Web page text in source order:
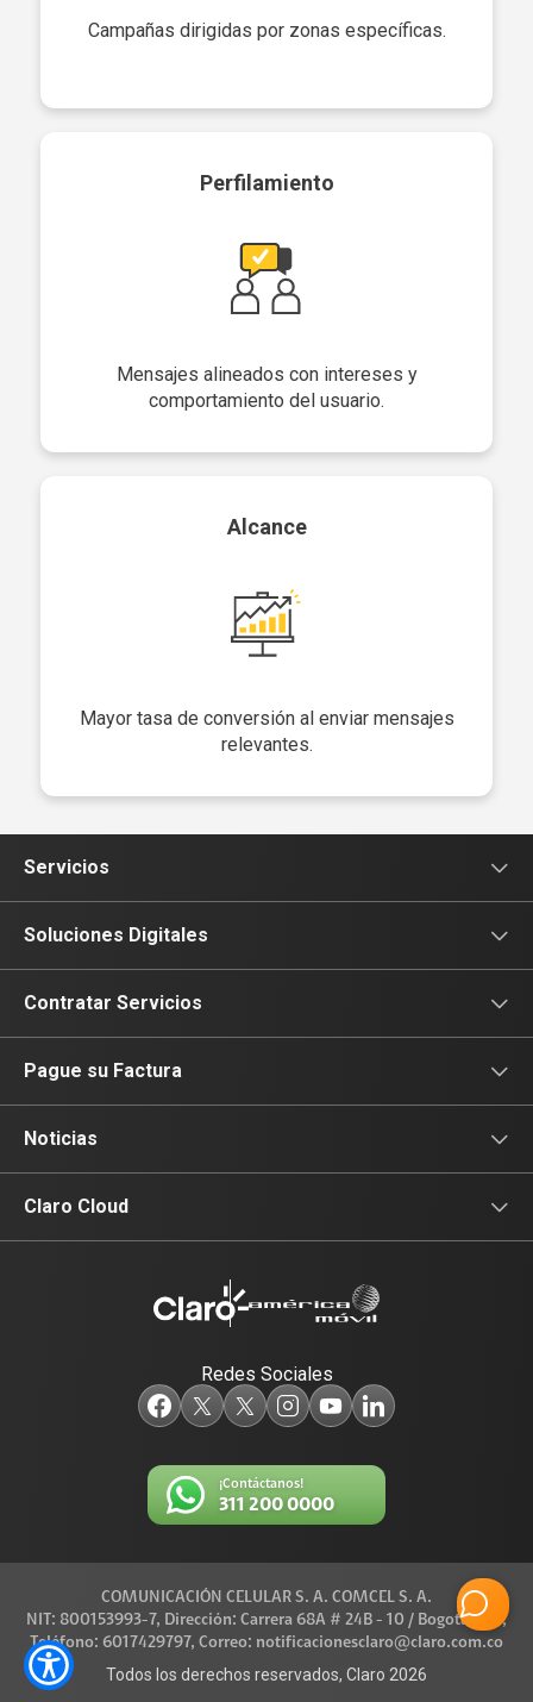
Campañas dirigidas por zonas específicas.
Perfilamiento
Mensajes alineados con intereses y
comportamiento del usuario.
Alcance
Mayor tasa de conversión al enviar mensajes
relevantes.
Servicios
Conectividad
Colaboración
Soluciones de Valor Agregado
Soluciones de Voz
Equipos para su empresa
Soluciones Digitales
Sectores
Soluciones Digitales
Ciberseguridad
Claro Media
Contratar Servicios
Déjanos tus datos
Pague su Factura
Portal de Pagos Empresas
Noticias
Noticias de interés
Claro Cloud
Redes Sociales
¡Contáctanos!
311 200 0000
COMUNICACIÓN CELULAR S. A. COMCEL S. A.
NIT: 800153993-7, Dirección: Carrera 68A # 24B - 10 / Bogotá D.C.,
Teléfono: 6017429797, Correo: notificacionesclaro@claro.com.co
Todos los derechos reservados, Claro 2026